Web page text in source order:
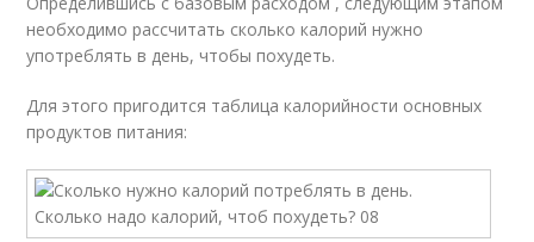
необходимо рассчитать сколько калорий нужно
употреблять в день, чтобы похудеть.
Для этого пригодится таблица калорийности основных
продуктов питания: